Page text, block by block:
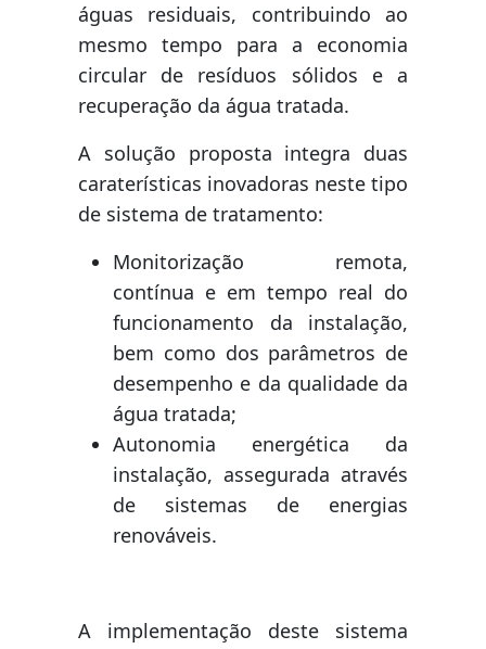
águas residuais, contribuindo ao
mesmo tempo para a economia
circular de resíduos sólidos e a
recuperação da água tratada.
A solução proposta integra duas
caraterísticas inovadoras neste tipo
de sistema de tratamento:
Monitorização remota,
contínua e em tempo real do
funcionamento da instalação,
bem como dos parâmetros de
desempenho e da qualidade da
água tratada;
Autonomia energética da
instalação, assegurada através
de sistemas de energias
renováveis.
A implementação deste sistema